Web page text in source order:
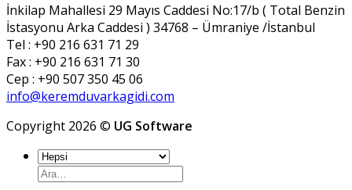
İnkilap Mahallesi 29 Mayıs Caddesi No:17/b ( Total Benzin
İstasyonu Arka Caddesi ) 34768 – Ümraniye /İstanbul
Tel : +90 216 631 71 29
Fax : +90 216 631 71 30
Cep : +90 507 350 45 06
info@keremduvarkagidi.com
Copyright 2026 © UG Software
Ara: